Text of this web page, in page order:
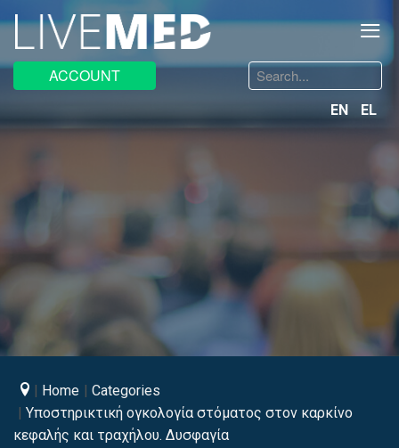
≡
ACCOUNT
Search
EN EL
Home
Categories
Υποστηρικτική ογκολογία στόματος στον καρκίνο
κεφαλής και τραχήλου. Δυσφαγία